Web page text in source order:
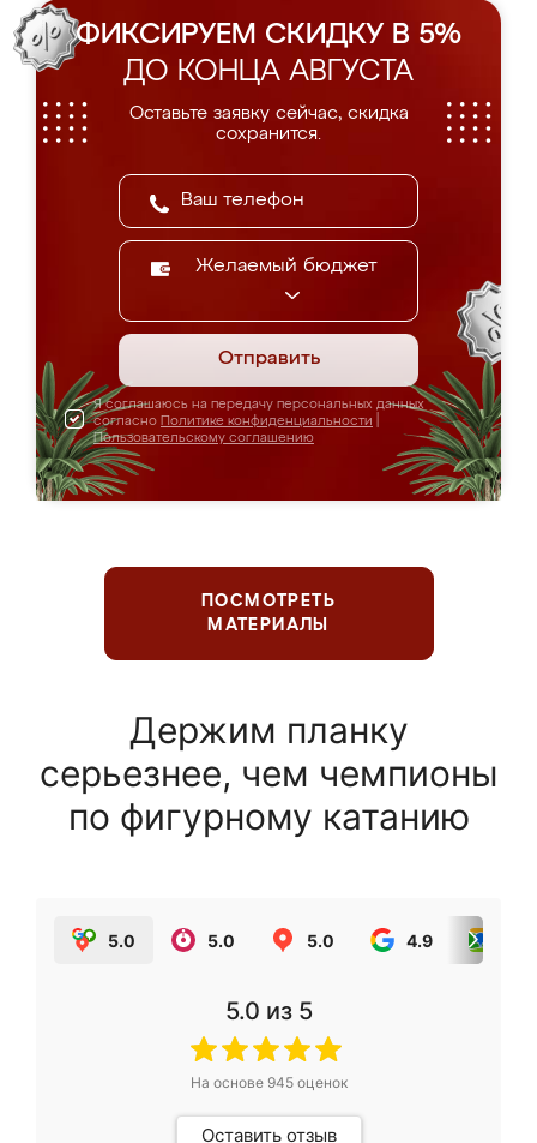
ФИКСИРУЕМ СКИДКУ В 5%
ДО КОНЦА АВГУСТА
Оставьте заявку сейчас, скидка
сохранится.
Желаемый бюджет
Отправить
Я соглашаюсь на передачу персональных данных
согласно Политике конфиденциальности
Пользовательскому соглашению
ПОСМОТРЕТЬ
МАТЕРИАЛЫ
Держим планку
серьезнее, чем чемпионы
по фигурному катанию
5.0 5.0 5.0 4.9
5.0 из 5
На основе 945оценок
Оставить отзыв